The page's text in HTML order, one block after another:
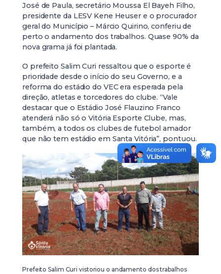
José de Paula, secretário Moussa El Bayeh Filho,
presidente da LESV Kene Heuser e o procurador
geral do Município – Márcio Quirino, conferiu de
perto o andamento dos trabalhos. Quase 90% da
nova grama já foi plantada.
O prefeito Salim Curi ressaltou que o esporte é
prioridade desde o início do seu Governo, e a
reforma do estádio do VEC era esperada pela
direção, atletas e torcedores do clube. “Vale
destacar que o Estádio José Flauzino Franco
atenderá não só o Vitória Esporte Clube, mas,
também, a todos os clubes de futebol amador
que não tem estádio em Santa Vitória”, pontuou.
Prefeito Salim Curi vistoriou o andamento dos trabalhos